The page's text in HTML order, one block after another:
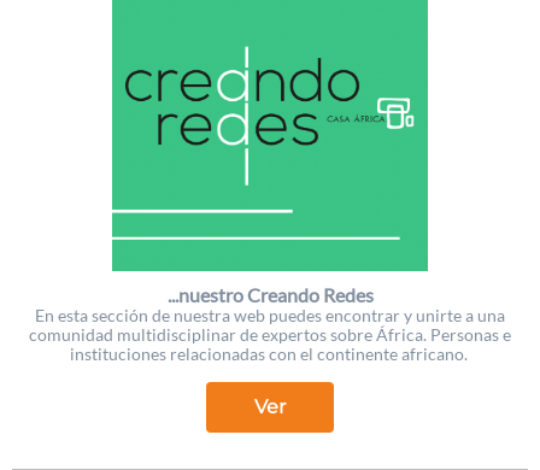
...nuestro Creando Redes
En esta sección de nuestra web puedes encontrar y unirte a una
comunidad multidisciplinar de expertos sobre África. Personas e
instituciones relacionadas con el continente africano.
Ver